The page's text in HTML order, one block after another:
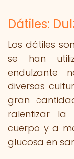
Dátiles:
Los dátiles
se han
endulzante
diversas
gran
ralentizar
cuerpo y a
glucosa en